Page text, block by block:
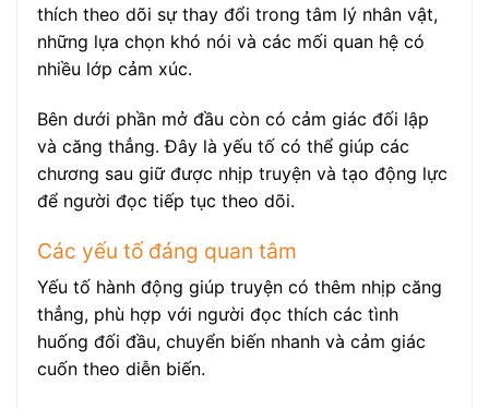
thích theo dõi sự thay đổi trong tâm lý nhân vật,
những lựa chọn khó nói và các mối quan hệ có
nhiều lớp cảm xúc.
Bên dưới phần mở đầu còn có cảm giác đối lập
và căng thẳng. Đây là yếu tố có thể giúp các
chương sau giữ được nhịp truyện và tạo động lực
để người đọc tiếp tục theo dõi.
Các yếu tố đáng quan tâm
Yếu tố hành động giúp truyện có thêm nhịp căng
thẳng, phù hợp với người đọc thích các tình
huống đối đầu, chuyển biến nhanh và cảm giác
cuốn theo diễn biến.